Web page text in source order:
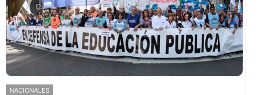
NACIONALES